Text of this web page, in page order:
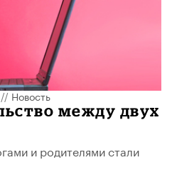
Новость
между двух
и родителями стали